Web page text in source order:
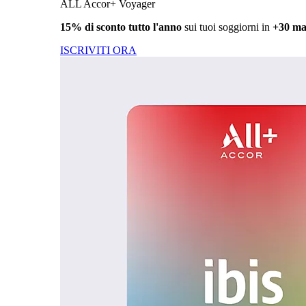
ALL Accor+ Voyager
15% di sconto tutto l'anno sui tuoi soggiorni in +30
ISCRIVITI ORA